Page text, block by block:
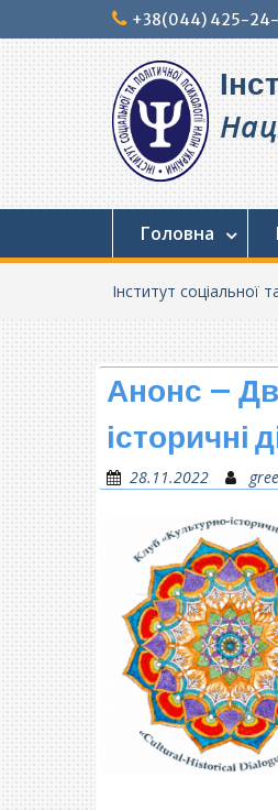
до
+38(044) 425-
Головна
Інститут соціальної
Анонс –
історичні
28.11.2022